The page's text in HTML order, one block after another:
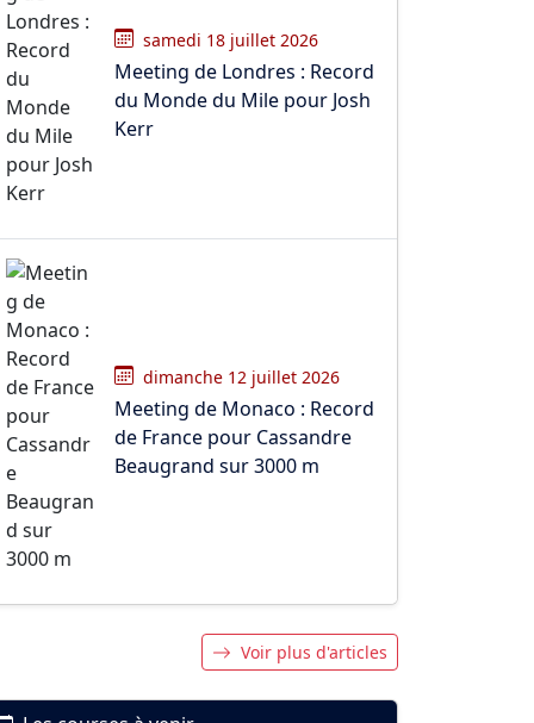
samedi 18 juillet 2026
Meeting de Londres : Record
du Monde du Mile pour Josh
Kerr
dimanche 12 juillet 2026
Meeting de Monaco : Record
de France pour Cassandre
Beaugrand sur 3000 m
Voir plus d'articles